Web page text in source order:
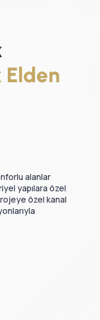
Elden
alanlar
yapılara özel
özel kanal